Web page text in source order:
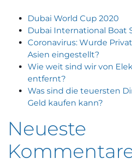
Dubai World Cup 2020
Dubai International Boat
Coronavirus: Wurde
Asien eingestellt?
Wie weit sind wir von
entfernt?
Was sind die teuersten
Geld kaufen kann?
Neueste